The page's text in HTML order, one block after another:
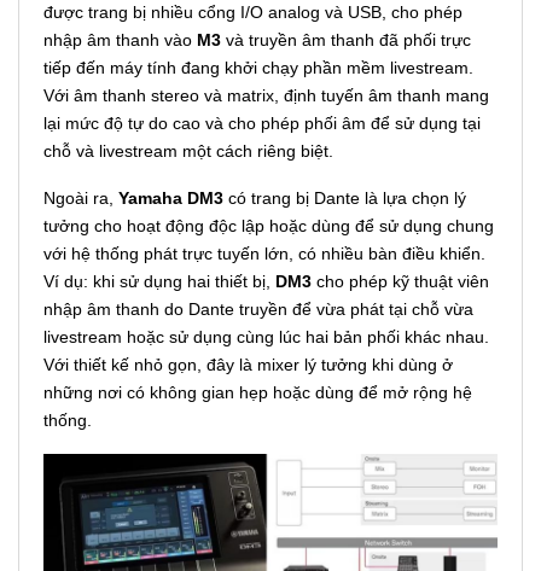
được trang bị nhiều cổng I/O analog và USB, cho phép
nhập âm thanh vào M3 và truyền âm thanh đã phối trực
tiếp đến máy tính đang khởi chạy phần mềm livestream.
Với âm thanh stereo và matrix, định tuyến âm thanh mang
lại mức độ tự do cao và cho phép phối âm để sử dụng tại
chỗ và livestream một cách riêng biệt.
Ngoài ra, Yamaha DM3 có trang bị Dante là lựa chọn lý
tưởng cho hoạt động độc lập hoặc dùng để sử dụng chung
với hệ thống phát trực tuyến lớn, có nhiều bàn điều khiển.
Ví dụ: khi sử dụng hai thiết bị, DM3 cho phép kỹ thuật viên
nhập âm thanh do Dante truyền để vừa phát tại chỗ vừa
livestream hoặc sử dụng cùng lúc hai bản phối khác nhau.
Với thiết kế nhỏ gọn, đây là mixer lý tưởng khi dùng ở
những nơi có không gian hẹp hoặc dùng để mở rộng hệ
thống.